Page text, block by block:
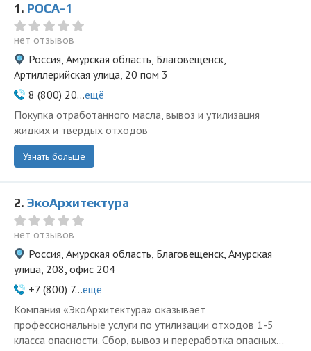
1. РОСА-1
нет отзывов
Россия, Амурская область, Благовещенск,
Артиллерийская улица, 20 пом 3
8 (800) 20...ещё
Покупка отработанного масла, вывоз и утилизация
жидких и твердых отходов
Узнать больше
2. ЭкоАрхитектура
нет отзывов
Россия, Амурская область, Благовещенск, Амурская
улица, 208, офис 204
+7 (800) 7...ещё
Компания «ЭкоАрхитектура» оказывает
профессиональные услуги по утилизации отходов 1-5
класса опасности. Сбор, вывоз и переработка опасных...